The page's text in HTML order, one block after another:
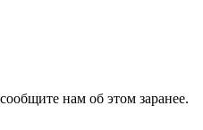
нам об этом заранее.